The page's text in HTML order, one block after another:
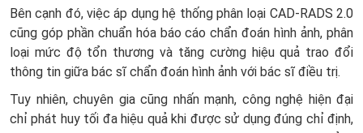
Bên cạnh đó, việc áp dụng hệ thống phân loại CAD-RADS 2.0
cũng góp phần chuẩn hóa báo cáo chẩn đoán hình ảnh, phân
loại mức độ tổn thương và tăng cường hiệu quả trao đổi
thông tin giữa bác sĩ chẩn đoán hình ảnh với bác sĩ điều trị.
Tuy nhiên, chuyên gia cũng nhấn mạnh, công nghệ hiện đại
chỉ phát huy tối đa hiệu quả khi được sử dụng đúng chỉ định,